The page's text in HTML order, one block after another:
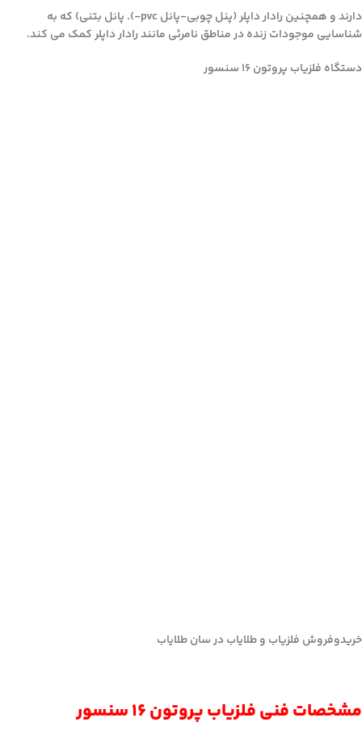
دارند و همچنین رادار داپلر (پنل چوبی-پانل pvc-). پانل بتنی) که به
شناسایی موجودات زنده در مناطق نامرئی مانند رادار داپلر کمک می کند.
دستگاه فلزیاب پروتون ۱۶ سنسور
خریدوفروش فلزیاب و طلایاب در سان طلایاب
مشخصات فنی فلزیاب پروتون 16 سنسور